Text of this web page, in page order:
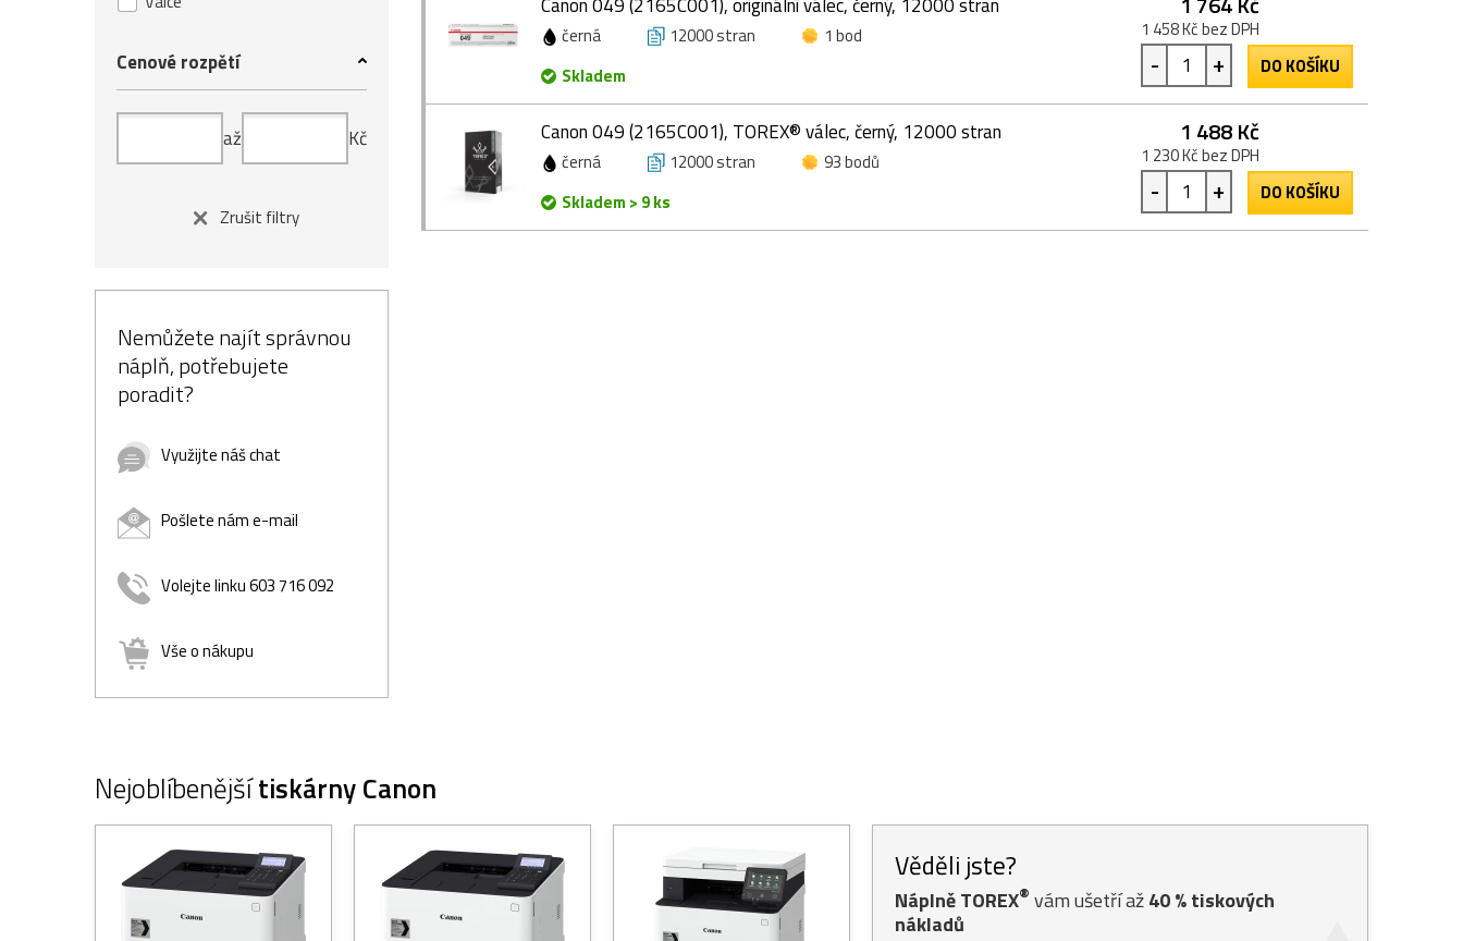
Cenové rozpětí
až Kč
Zrušit filtry
Nemůžete najít správnou
náplň, potřebujete
poradit?
Využijte náš chat
Pošlete nám e-mail
Volejte linku 603 716 092
Vše o nákupu
černá 12000 stran
1 bod
Skladem
1 458 Kč bez DPH
- + DO KOŠÍKU
Canon 049 (2165C001), TOREX® válec, černý, 12000 stran
černá 12000 stran
93 bodů
Skladem > 9 ks
1 488 Kč
1 230 Kč bez DPH
- + DO KOŠÍKU
Nejoblíbenějšítiskárny Canon
Věděli jste?
Náplně TOREX® vám ušetří až40% tiskových
nákladů